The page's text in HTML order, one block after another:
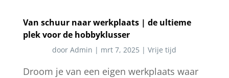
Van schuur naar werkplaats | de ultieme
plek voor de hobbyklusser
doorAdmin | mrt 7, 2025 |Vrije tijd
Droom je van een eigen werkplaats waar